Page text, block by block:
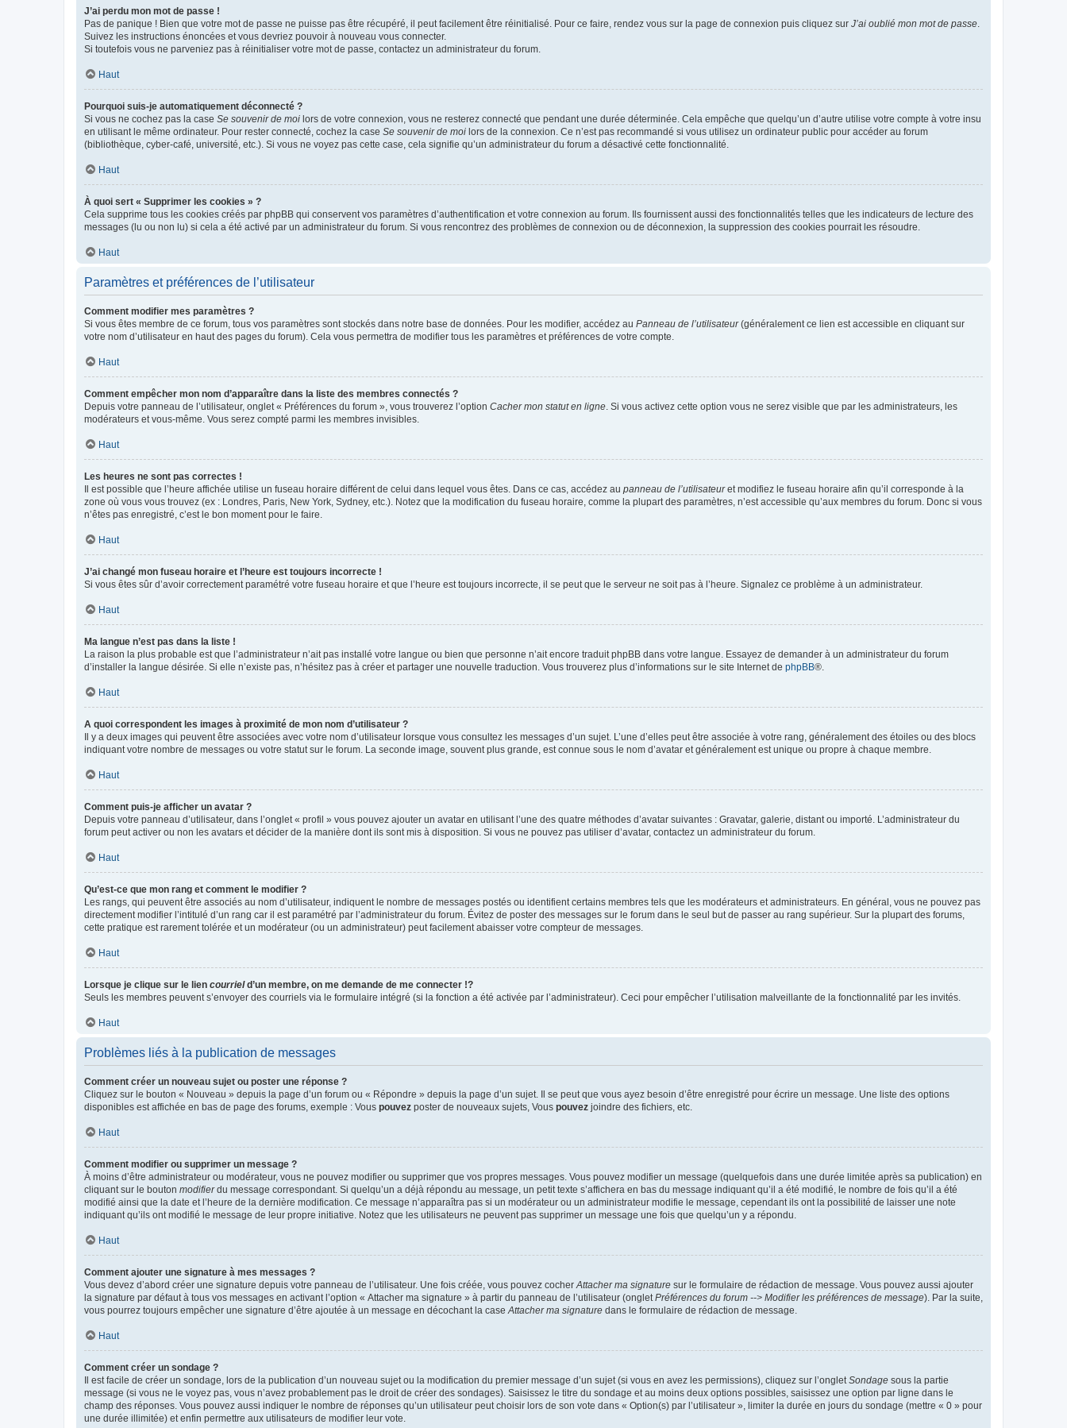
J’ai perdu mon mot de passe !
Pas de panique ! Bien que votre mot de passe ne puisse pas être récupéré, il peut facilement être réinitialisé. Pour ce faire, rendez vous sur la page de connexion puis cliquez sur J’ai oublié mon mot de passe
Suivez les instructions énoncées et vous devriez pouvoir à nouveau vous connecter.
Si toutefois vous ne parveniez pas à réinitialiser votre mot de passe, contactez un administrateur du forum.
Haut
Pourquoi suis-je automatiquement déconnecté ?
Si vous ne cochez pas la case Se souvenir de moi lors de votre connexion, vous ne resterez connecté que pendant une durée déterminée. Cela empêche que quelqu’un d’autre utilise votre compte à votre insu
en utilisant le même ordinateur. Pour rester connecté, cochez la case Se souvenir de moi lors de la connexion. Ce n’est pas recommandé si vous utilisez un ordinateur public pour accéder au forum
(bibliothèque, cyber-café, université, etc.). Si vous ne voyez pas cette case, cela signifie qu’un administrateur du forum a désactivé cette fonctionnalité.
Haut
À quoi sert « Supprimer les cookies » ?
Cela supprime tous les cookies créés par phpBB qui conservent vos paramètres d’authentification et votre connexion au forum. Ils fournissent aussi des fonctionnalités telles que les indicateurs de lecture des
messages (lu ou non lu) si cela a été activé par un administrateur du forum. Si vous rencontrez des problèmes de connexion ou de déconnexion, la suppression des cookies pourrait les résoudre.
Haut
Paramètres et préférences de l’utilisateur
Comment modifier mes paramètres ?
Si vous êtes membre de ce forum, tous vos paramètres sont stockés dans notre base de données. Pour les modifier, accédez au Panneau de l’utilisateur(généralement ce lien est accessible en cliquant sur
votre nom d’utilisateur en haut des pages du forum). Cela vous permettra de modifier tous les paramètres et préférences de votre compte.
Haut
Comment empêcher mon nom d’apparaître dans la liste des membres connectés ?
Depuis votre panneau de l’utilisateur, onglet « Préférences du forum », vous trouverez l’option Cacher mon statut en ligne . Si vous activez cette option vous ne serez visible que par les administrateurs, les
modérateurs et vous-même. Vous serez compté parmi les membres invisibles.
Haut
Les heures ne sont pas correctes !
Il est possible que l’heure affichée utilise un fuseau horaire différent de celui dans lequel vous êtes. Dans ce cas, accédez au panneau de l’utilisateuret modifiez le fuseau horaire afin qu’il corresponde à la
zone où vous vous trouvez (ex : Londres, Paris, New York, Sydney, etc.). Notez que la modification du fuseau horaire, comme la plupart des paramètres, n’est accessible qu’aux membres du forum. Donc si vous
n’êtes pas enregistré, c’est le bon moment pour le faire.
Haut
J’ai changé mon fuseau horaire et l’heure est toujours incorrecte !
Si vous êtes sûr d’avoir correctement paramétré votre fuseau horaire et que l’heure est toujours incorrecte, il se peut que le serveur ne soit pas à l’heure. Signalez ce problème à un administrateur.
Haut
Ma langue n’est pas dans la liste !
La raison la plus probable est que l’administrateur n’ait pas installé votre langue ou bien que personne n’ait encore traduit phpBB dans votre langue. Essayez de demander à un administrateur du forum
d’installer la langue désirée. Si elle n’existe pas, n’hésitez pas à créer et partager une nouvelle traduction. Vous trouverez plus d’informations sur le site Internet de phpBB®.
Haut
A quoi correspondent les images à proximité de mon nom d’utilisateur ?
Il y a deux images qui peuvent être associées avec votre nom d’utilisateur lorsque vous consultez les messages d’un sujet. L’une d’elles peut être associée à votre rang, généralement des étoiles ou des blocs
indiquant votre nombre de messages ou votre statut sur le forum. La seconde image, souvent plus grande, est connue sous le nom d’avatar et généralement est unique ou propre à chaque membre.
Haut
Comment puis-je afficher un avatar ?
Depuis votre panneau d’utilisateur, dans l’onglet « profil » vous pouvez ajouter un avatar en utilisant l’une des quatre méthodes d’avatar suivantes : Gravatar, galerie, distant ou importé. L’administrateur du
forum peut activer ou non les avatars et décider de la manière dont ils sont mis à disposition. Si vous ne pouvez pas utiliser d’avatar, contactez un administrateur du forum.
Haut
Qu’est-ce que mon rang et comment le modifier ?
Les rangs, qui peuvent être associés au nom d’utilisateur, indiquent le nombre de messages postés ou identifient certains membres tels que les modérateurs et administrateurs. En général, vous ne pouvez pas
directement modifier l’intitulé d’un rang car il est paramétré par l’administrateur du forum. Évitez de poster des messages sur le forum dans le seul but de passer au rang supérieur. Sur la plupart des forums,
cette pratique est rarement tolérée et un modérateur (ou un administrateur) peut facilement abaisser votre compteur de messages.
Haut
Lorsque je clique sur le lien courrield’un membre, on me demande de me connecter !?
Seuls les membres peuvent s’envoyer des courriels via le formulaire intégré (si la fonction a été activée par l’administrateur). Ceci pour empêcher l’utilisation malveillante de la fonctionnalité par les invités.
Haut
Problèmes liés à la publication de messages
Comment créer un nouveau sujet ou poster une réponse ?
Cliquez sur le bouton « Nouveau » depuis la page d’un forum ou « Répondre » depuis la page d’un sujet. Il se peut que vous ayez besoin d’être enregistré pour écrire un message. Une liste des options
disponibles est affichée en bas de page des forums, exemple : Vous pouvez poster de nouveaux sujets, Vous pouvez joindre des fichiers, etc.
Haut
Comment modifier ou supprimer un message ?
À moins d’être administrateur ou modérateur, vous ne pouvez modifier ou supprimer que vos propres messages. Vous pouvez modifier un message (quelquefois dans une durée limitée après sa publication) en
cliquant sur le bouton modifierdu message correspondant. Si quelqu’un a déjà répondu au message, un petit texte s’affichera en bas du message indiquant qu’il a été modifié, le nombre de fois qu’il a été
modifié ainsi que la date et l’heure de la dernière modification. Ce message n’apparaîtra pas si un modérateur ou un administrateur modifie le message, cependant ils ont la possibilité de laisser une note
indiquant qu’ils ont modifié le message de leur propre initiative. Notez que les utilisateurs ne peuvent pas supprimer un message une fois que quelqu’un y a répondu.
Haut
Comment ajouter une signature à mes messages ?
Vous devez d’abord créer une signature depuis votre panneau de l’utilisateur. Une fois créée, vous pouvez cocher Attacher ma signature sur le formulaire de rédaction de message. Vous pouvez aussi ajouter
la signature par défaut à tous vos messages en activant l’option « Attacher ma signature » à partir du panneau de l’utilisateur (onglet Préférences du forum --> Modifier les préférences de message). Par la suite,
vous pourrez toujours empêcher une signature d’être ajoutée à un message en décochant la case Attacher ma signature dans le formulaire de rédaction de message.
Haut
Comment créer un sondage ?
Il est facile de créer un sondage, lors de la publication d’un nouveau sujet ou la modification du premier message d’un sujet (si vous en avez les permissions), cliquez sur l’onglet Sondage sous la partie
message (si vous ne le voyez pas, vous n’avez probablement pas le droit de créer des sondages). Saisissez le titre du sondage et au moins deux options possibles, saisissez une option par ligne dans le
champ des réponses. Vous pouvez aussi indiquer le nombre de réponses qu’un utilisateur peut choisir lors de son vote dans « Option(s) par l’utilisateur », limiter la durée en jours du sondage (mettre « 0 » pour
une durée illimitée) et enfin permettre aux utilisateurs de modifier leur vote.